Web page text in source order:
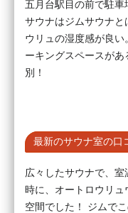
五月台駅目の前で駐車
サウナはジムサウナと
ウリュの湿度感が良
ーキングスペースが
別！
最新のサウナ室の口
広々したサウナで、
時に、オートロウリ
空間でした！ ジムで